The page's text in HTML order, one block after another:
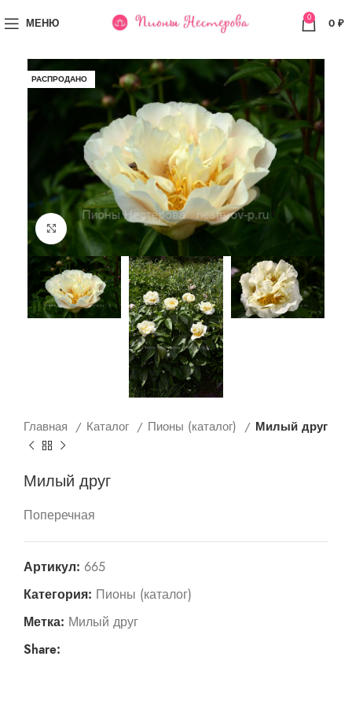
МЕНЮ 0 0 ₽
РАСПРОДАНО
Увеличить
Главная Каталог Пионы (каталог) Милый друг
Милый друг
Поперечная
Артикул: 665
Категория: Пионы (каталог)
Метка: Милый друг
Share: